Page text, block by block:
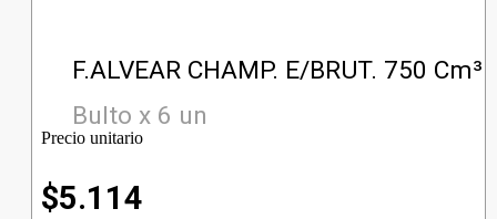
F.ALVEAR CHAMP. E/BRUT. 750 Cm³
Bulto x 6 un
Precio unitario
$5.114